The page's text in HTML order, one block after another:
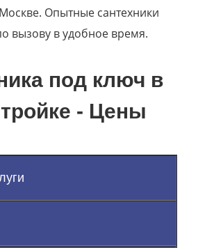
Опытные сантехники
вызову в удобное время.
под ключ в
- Цены